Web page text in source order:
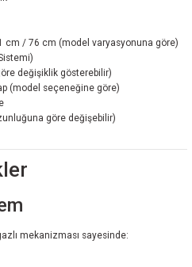
cm / 76 cm (model varyasyonuna göre)
değişiklik gösterebilir)
(model seçeneğine göre)
göre değişebilir)
mekanizması sayesinde: